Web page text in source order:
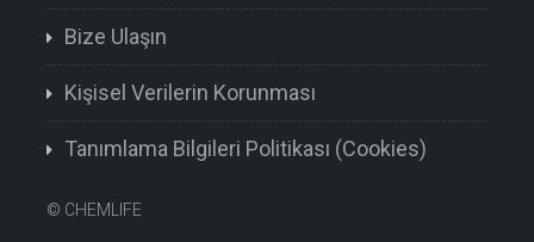
Bize Ulaşın
Kişisel Verilerin Korunması
Tanımlama Bilgileri Politikası (Cookies)
© CHEMLIFE